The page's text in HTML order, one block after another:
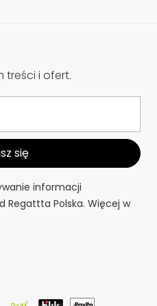
treści i ofert.
informacji
Polska. Więcej w